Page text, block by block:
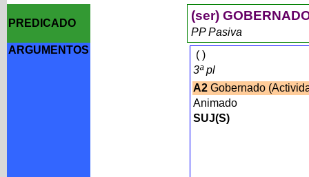
PREDICADO
(ser)
PP Pasiva
ARGUMENTOS
()
3ª pl
A2Gobernado
Animado
SUJ(S)